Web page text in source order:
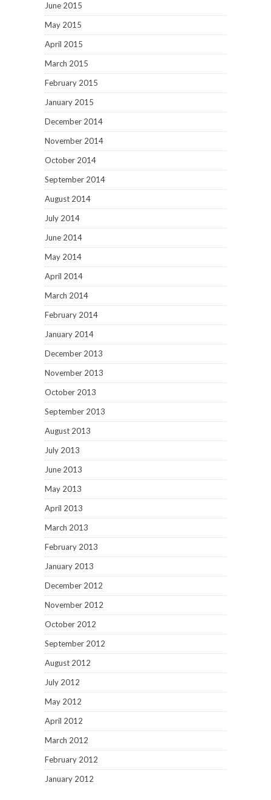
June 2015
May 2015
April 2015
March 2015
February 2015
January 2015
December 2014
November 2014
October 2014
September 2014
August 2014
July 2014
June 2014
May 2014
April 2014
March 2014
February 2014
January 2014
December 2013
November 2013
October 2013
September 2013
August 2013
July 2013
June 2013
May 2013
April 2013
March 2013
February 2013
January 2013
December 2012
November 2012
October 2012
September 2012
August 2012
July 2012
May 2012
April 2012
March 2012
February 2012
January 2012